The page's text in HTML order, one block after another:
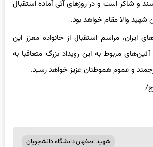
و شاکر است و در روزهای آتی آماده استقبال
شهید والا مقام خواهد بود.
ایران، مراسم استقبال از خانواده معزز این
مربوط به این رویداد بزرگ متعاقبا به
و عموم هموطنان عزیز خواهد رسید.
شهید اصفهان دانشگاه دانشجویان